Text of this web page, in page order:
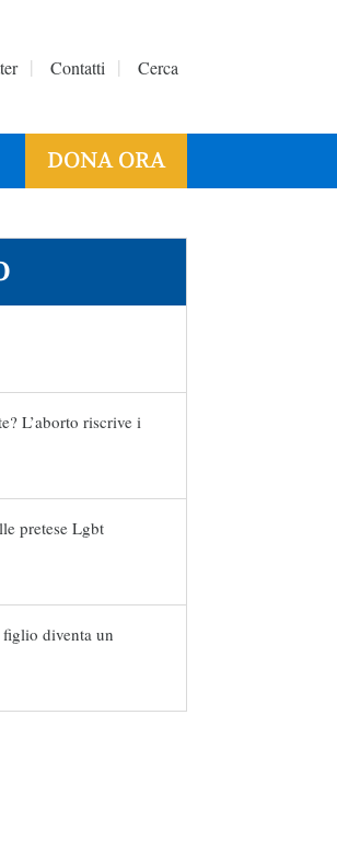
Contatti Cerca
DONA ORA
L’aborto riscrive i
pretese Lgbt
diventa un